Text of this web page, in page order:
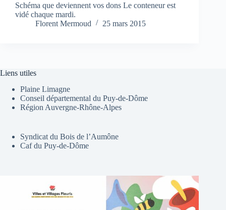
Schéma que deviennent vos dons Le conteneur est
vidé chaque mardi.
Florent Mermoud
25 mars 2015
Liens utiles
Plaine Limagne
Conseil départemental du Puy-de-Dôme
Région Auvergne-Rhône-Alpes
Syndicat du Bois de l’Aumône
Caf du Puy-de-Dôme